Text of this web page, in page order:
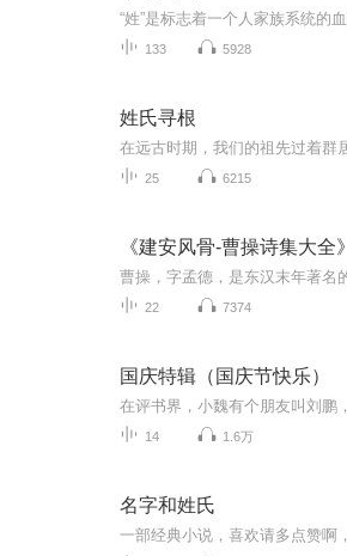
133 5928
姓氏寻根
25 6215
《建安风骨-曹操诗集大全》
22 7374
国庆特辑（国庆节快乐）
14 1.6万
名字和姓氏